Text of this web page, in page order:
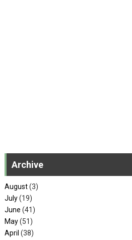
Archive
August(3)
July(19)
June (41)
May(51)
April (38)